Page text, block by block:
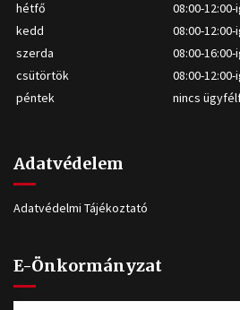
hétfő
08:00-12:00-
kedd
08:00-12:00-
szerda
08:00-16:00-
csütörtök
08:00-12:00-
péntek
nincs
Adatvédelem
Adatvédelmi Tájékoztató
E-Önkormányzat